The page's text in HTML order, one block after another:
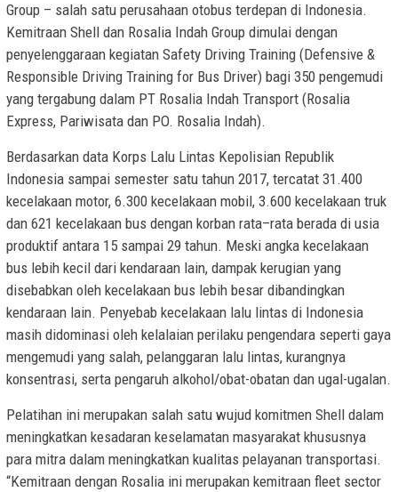
Group – salah satu perusahaan otobus terdepan di Indonesia.
Kemitraan Shell dan Rosalia Indah Group dimulai dengan
penyelenggaraan kegiatan Safety Driving Training (Defensive &
Responsible Driving Training for Bus Driver) bagi 350 pengemudi
yang tergabung dalam PT Rosalia Indah Transport (Rosalia
Express, Pariwisata dan PO. Rosalia Indah).
Berdasarkan data Korps Lalu Lintas Kepolisian Republik
Indonesia sampai semester satu tahun 2017, tercatat 31.400
kecelakaan motor, 6.300 kecelakaan mobil, 3.600 kecelakaan truk
dan 621 kecelakaan bus dengan korban rata–rata berada di usia
produktif antara 15 sampai 29 tahun. Meski angka kecelakaan
bus lebih kecil dari kendaraan lain, dampak kerugian yang
disebabkan oleh kecelakaan bus lebih besar dibandingkan
kendaraan lain. Penyebab kecelakaan lalu lintas di Indonesia
masih didominasi oleh kelalaian perilaku pengendara seperti gaya
mengemudi yang salah, pelanggaran lalu lintas, kurangnya
konsentrasi, serta pengaruh alkohol/obat-obatan dan ugal-ugalan.
Pelatihan ini merupakan salah satu wujud komitmen Shell dalam
meningkatkan kesadaran keselamatan masyarakat khususnya
para mitra dalam meningkatkan kualitas pelayanan transportasi.
“Kemitraan dengan Rosalia ini merupakan kemitraan fleet sector